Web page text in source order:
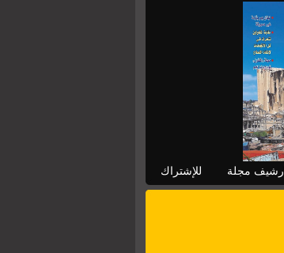
للإشتراك ارشيف مجلة